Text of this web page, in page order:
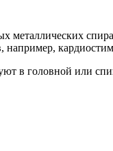
металлических
в головной или